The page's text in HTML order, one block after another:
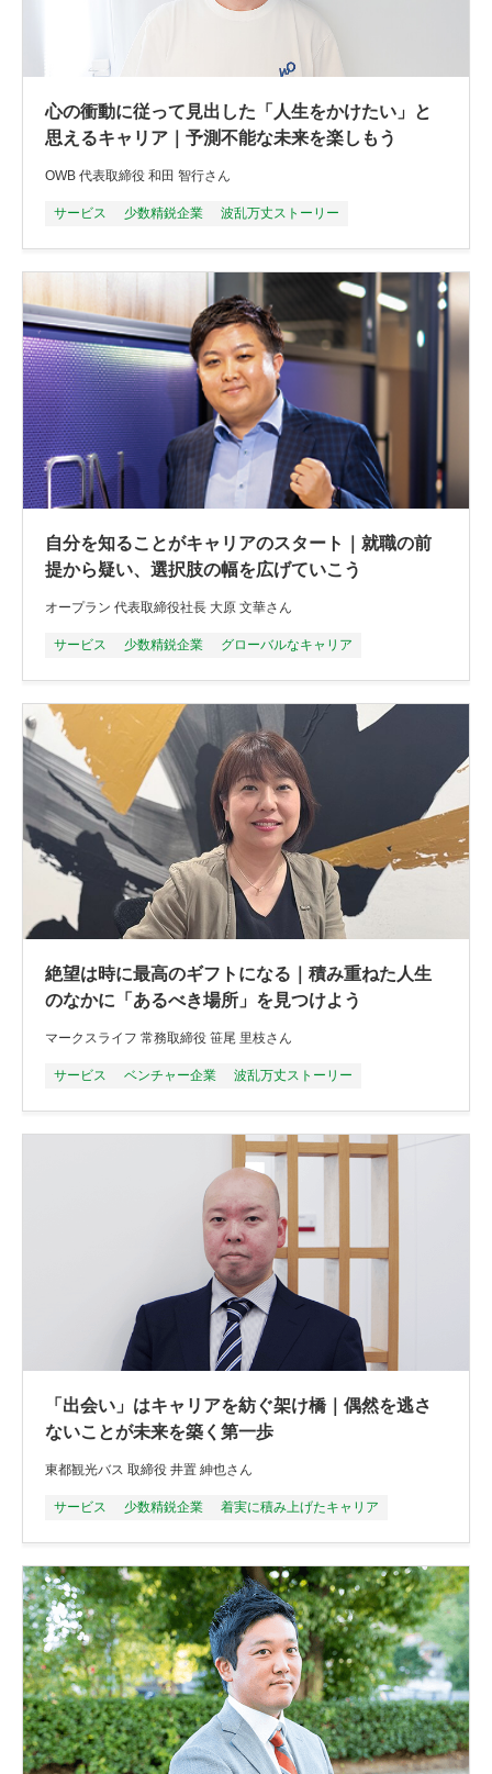
心の衝動に従って見出した「人生をかけたい」と
思えるキャリア｜予測不能な未来を楽しもう
OWB 代表取締役 和田 智行さん
サービス 少数精鋭企業 波乱万丈ストーリー
自分を知ることがキャリアのスタート｜就職の前
提から疑い、選択肢の幅を広げていこう
オープラン 代表取締役社長 大原 文華さん
サービス 少数精鋭企業 グローバルなキャリア
絶望は時に最高のギフトになる｜積み重ねた人生
のなかに「あるべき場所」を見つけよう
マークスライフ 常務取締役 笹尾 里枝さん
サービス ベンチャー企業 波乱万丈ストーリー
「出会い」はキャリアを紡ぐ架け橋｜偶然を逃さ
ないことが未来を築く第一歩
東都観光バス 取締役 井置 紳也さん
サービス 少数精鋭企業 着実に積み上げたキャリア